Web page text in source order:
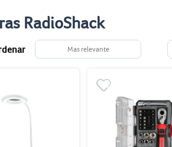
RadioShack
Mas relevante